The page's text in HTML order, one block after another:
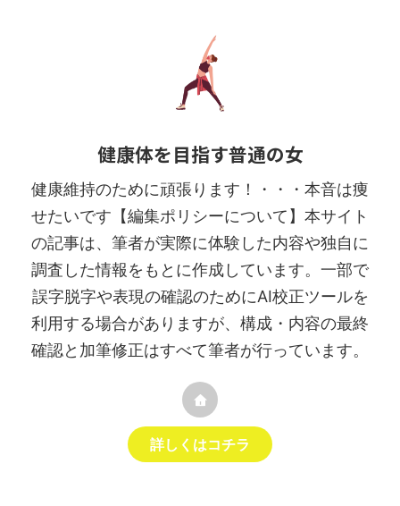
健康体を目指す普通の女
健康維持のために頑張ります！・・・本音は痩
せたいです【編集ポリシーについて】本サイト
の記事は、筆者が実際に体験した内容や独自に
調査した情報をもとに作成しています。一部で
誤字脱字や表現の確認のためにAI校正ツールを
利用する場合がありますが、構成・内容の最終
確認と加筆修正はすべて筆者が行っています。
詳しくはコチラ